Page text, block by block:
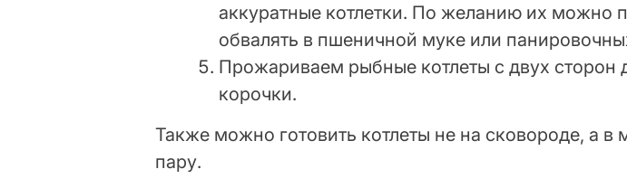
аккуратные котлетки. По желанию их можно
обвалять в пшеничной муке или
Прожариваем рыбные котлеты с двух сторон
корочки.
Также можно готовить котлеты не на сковороде, а в
пару.